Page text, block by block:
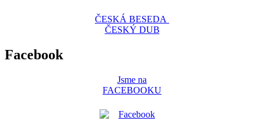
ČESKÁ BESEDA
ČESKÝ DUB
Facebook
Jsme na
FACEBOOKU